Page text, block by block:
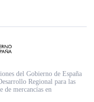
del Gobierno de España
Regional para las
de mercancías en